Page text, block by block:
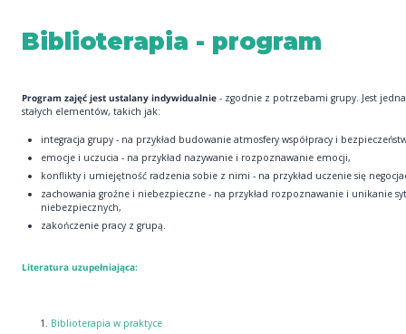
Biblioterapia - program
Program zajęć jest ustalany indywidualnie - zgodnie z potrzebami grupy. Jest
stałych elementów, takich jak:
integracja grupy - na przykład budowanie atmosfery współpracy i
emocje i uczucia - na przykład nazywanie i rozpoznawanie emocji,
konflikty i umiejętność radzenia sobie z nimi - na przykład uczenie się
zachowania groźne i niebezpieczne - na przykład rozpoznawanie i unikanie
niebezpiecznych,
zakończenie pracy z grupą.
Literatura uzupełniająca:
Biblioterapia w praktyce